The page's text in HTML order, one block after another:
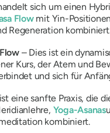
sich um einen
Flowmit Yin-
Regeneration
– Dies ist ein
Kurs, der Atem und
und sich für
eine sanfte Praxis, die
Yoga-Asanas
kombiniert.